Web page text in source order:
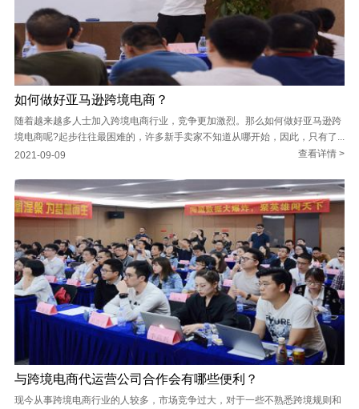
如何做好亚马逊跨境电商？
随着越来越多人士加入跨境电商行业，竞争更加激烈。那么如何做好亚马逊跨
境电商呢?起步往往最困难的，许多新手卖家不知道从哪开始，因此，只有了...
查看详情 >
2021-09-09
与跨境电商代运营公司合作会有哪些便利？
现今从事跨境电商行业的人较多，市场竞争过大，对于一些不熟悉跨境规则和